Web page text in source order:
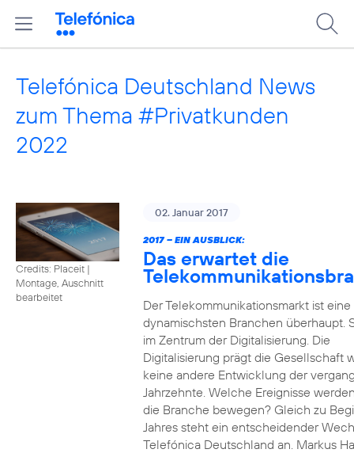
Telefónica Deutschland News
zum Thema #Privatkunden
2022
Credits: Placeit |
Montage, Auschnitt
bearbeitet
02. Januar 2017
2017 – EIN AUSBLICK:
Das erwartet die
Der Telekommunikationsmarkt ist eine
dynamischsten Branchen überhaupt.
im Zentrum der Digitalisierung. Die
Digitalisierung prägt die Gesellschaft
keine andere Entwicklung der
Jahrzehnte. Welche Ereignisse
die Branche bewegen? Gleich zu
Jahres steht ein entscheidender
Telefónica Deutschland an. Markus